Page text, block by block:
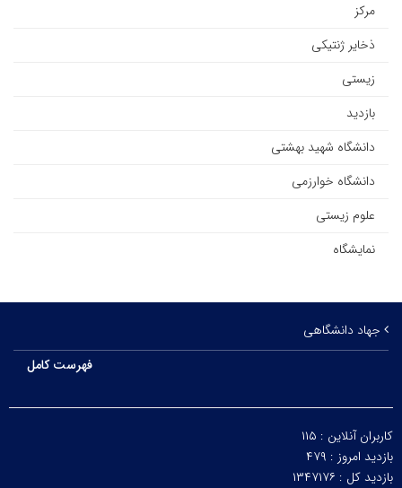
مرکز
ذخایر ژنتیکی
زیستی
بازدید
دانشگاه شهید بهشتی
دانشگاه خوارزمی
علوم زیستی
نمایشگاه
جهاد دانشگاهی
فهرست کامل
کاربران آنلاین : ۱۱۵
بازدید امروز : ۴۷۹
بازدید کل : ۱۳۴۷۱۷۶